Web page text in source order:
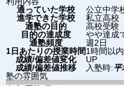
通っていた学校
公立中学
進学できた学校
私立高校
通塾の目的
高校受験
目的の達成度
やや達成
通塾頻度
週2日
1日あたりの授業時間1時間以内
成績/偏差値変化
UP
成績/偏差値推移
入塾時:平
塾の雰囲気